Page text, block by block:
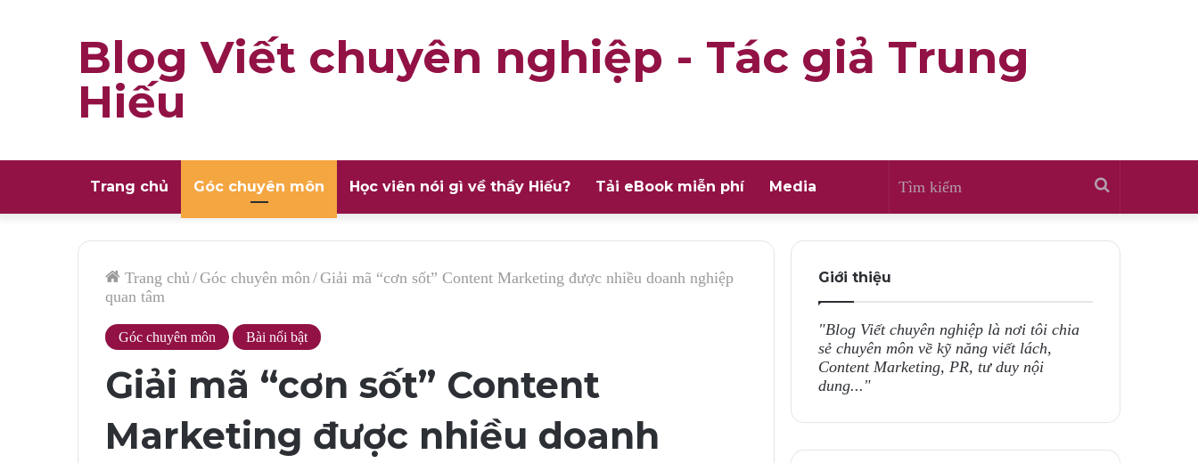
Blog Viết chuyên nghiệp - Tác giả Trung
Hiếu
Trang chủ Góc chuyên môn Học viên nói gì về thầy Hiếu? Tải eBook miễn phí Media Tìm
kiếm
Trang chủ/Góc chuyên môn/Giải mã “cơn sốt” Content Marketing được nhiều doanh nghiệp
quan tâm
Góc chuyên môn Bài nổi bật
Giải mã “cơn sốt” Content
Marketing được nhiều doanh
Giới thiệu
"Blog Viết chuyên nghiệp là nơi tôi chia
sẻ chuyên môn về kỹ năng viết lách,
Content Marketing, PR, tư duy nội
dung..."